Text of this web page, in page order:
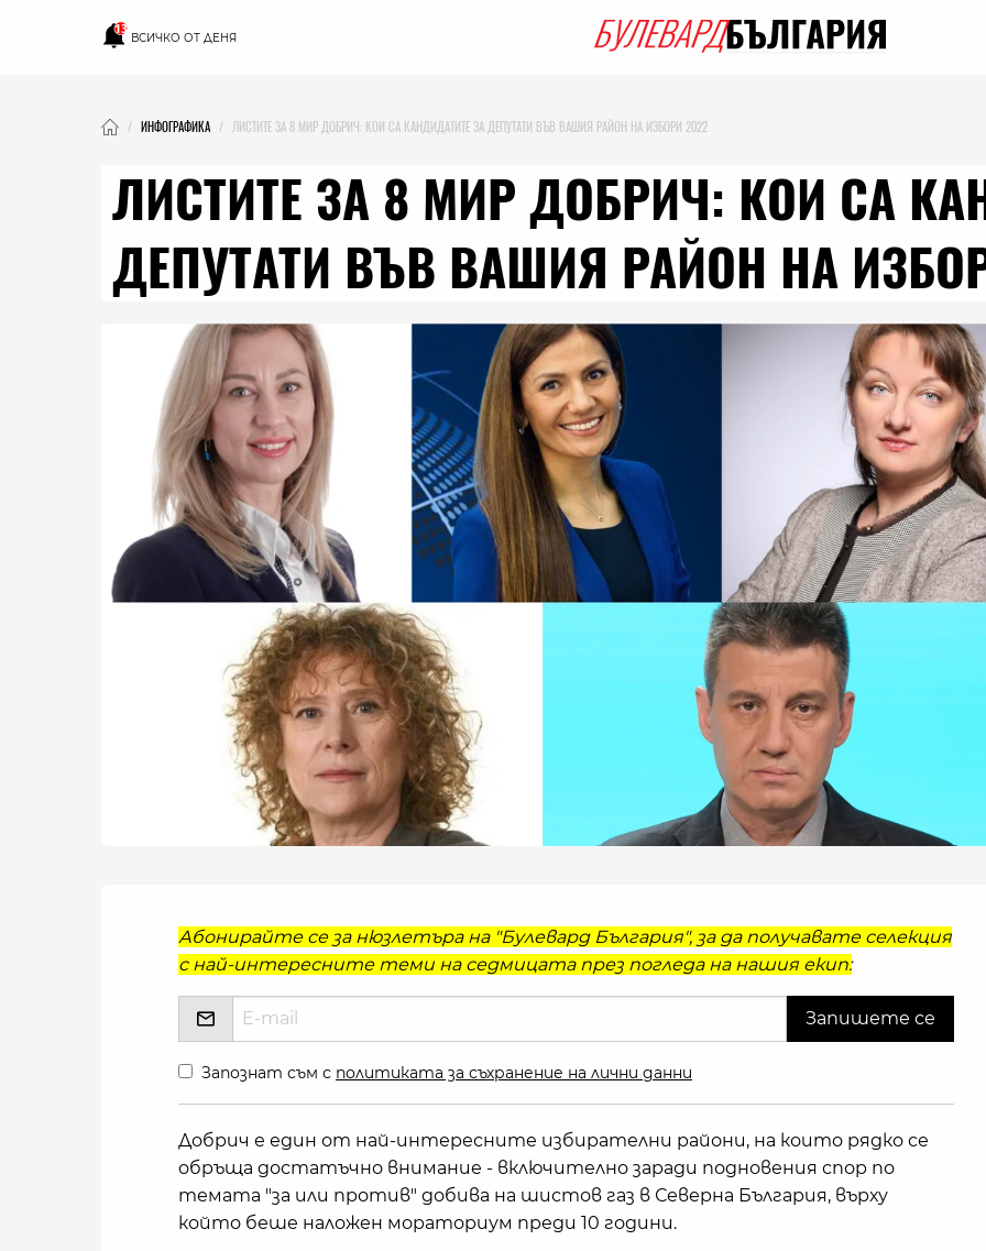
13
ВСИЧКО ОТ ДЕНЯ
ИНФОГРАФИКА ЛИСТИТЕ ЗА 8 МИР ДОБРИЧ: КОИ СА КАНДИДАТИТЕ ЗА ДЕПУТАТИ ВЪВ ВАШИЯ РАЙОН НА ИЗБОРИ 2022
ЛИСТИТЕ ЗА 8 МИР ДОБРИЧ: КОИ СА
ДЕПУТАТИ ВЪВ ВАШИЯ РАЙОН НА
Абонирайте се за нюзлетъра на "Булевард България", за да получавате селекция
с най-интересните теми на седмицата през погледа на нашия екип:
Запознат съм с политиката за съхранение на лични данни
Добрич е един от най-интересните избирателни райони, на които рядко се
обръща достатъчно внимание - включително заради подновения спор по
темата "за или против" добива на шистов газ в Северна България, върху
който беше наложен мораториум преди 10 години.